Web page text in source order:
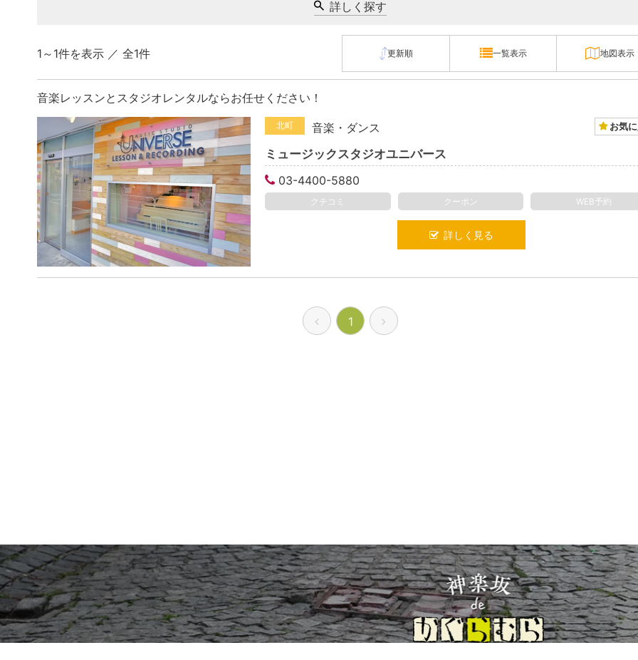
詳しく探す
1～1件を表示 ／ 全1件 更新順 一覧表示 地図表示
音楽レッスンとスタジオレンタルならお任せください！
北町 音楽・ダンス お気
ミュージックスタジオユニバース
03-4400-5880
クチコミ クーポン WEB予約
詳しく見る
1